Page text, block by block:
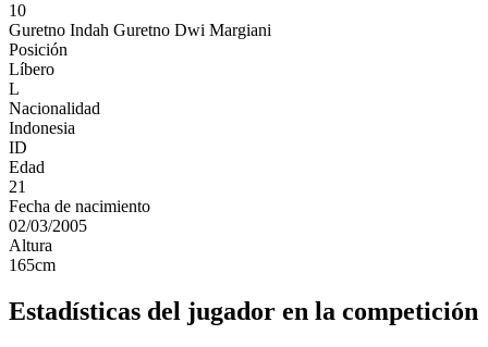
10
Guretno Indah Guretno Dwi Margiani
Posición
Líbero
L
Nacionalidad
Indonesia
ID
Edad
21
Fecha de nacimiento
02/03/2005
Altura
165cm
Estadísticas del jugador en la competición